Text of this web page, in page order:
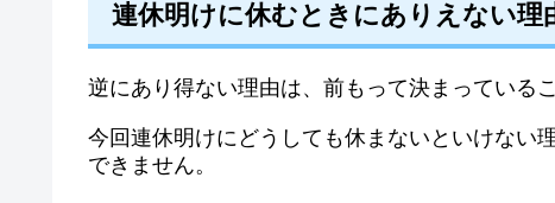
連休明けに休むときにありえない理
逆にあり得ない理由は、前もって決まっているこ
今回連休明けにどうしても休まないといけない
できません。